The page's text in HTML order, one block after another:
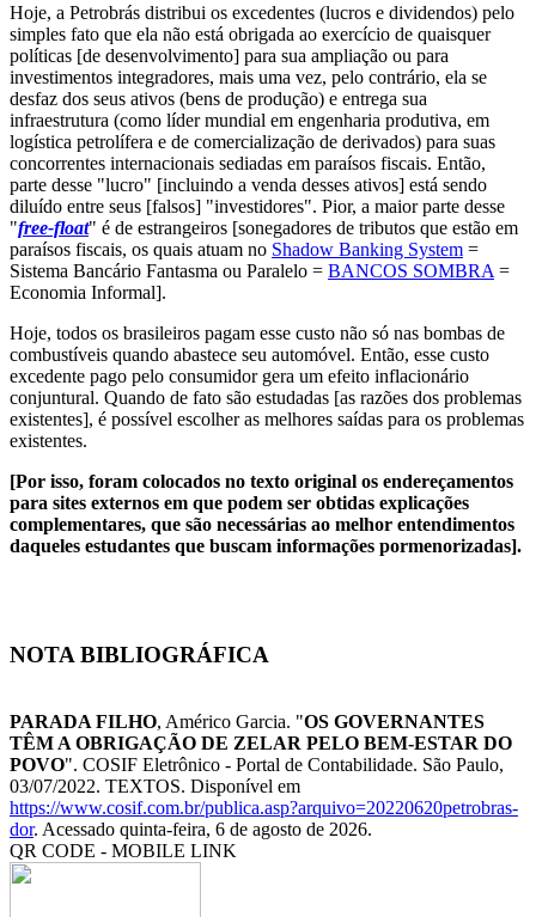
Hoje, a Petrobrás distribui os excedentes (lucros e dividendos) pelo
simples fato que ela não está obrigada ao exercício de quaisquer
políticas [de desenvolvimento] para sua ampliação ou para
investimentos integradores, mais uma vez, pelo contrário, ela se
desfaz dos seus ativos (bens de produção) e entrega sua
infraestrutura (como líder mundial em engenharia produtiva, em
logística petrolífera e de comercialização de derivados) para suas
concorrentes internacionais sediadas em paraísos fiscais. Então,
parte desse "lucro" [incluindo a venda desses ativos] está sendo
diluído entre seus [falsos] "investidores". Pior, a maior parte desse
"free-float" é de estrangeiros [sonegadores de tributos que estão em
paraísos fiscais, os quais atuam no Shadow Banking System =
Sistema Bancário Fantasma ou Paralelo = BANCOS SOMBRA =
Economia Informal].
Hoje, todos os brasileiros pagam esse custo não só nas bombas de
combustíveis quando abastece seu automóvel. Então, esse custo
excedente pago pelo consumidor gera um efeito inflacionário
conjuntural. Quando de fato são estudadas [as razões dos problemas
existentes], é possível escolher as melhores saídas para os problemas
existentes.
[Por isso, foram colocados no texto original os endereçamentos
para sites externos em que podem ser obtidas explicações
complementares, que são necessárias ao melhor entendimentos
daqueles estudantes que buscam informações pormenorizadas].
NOTA BIBLIOGRÁFICA
PARADA FILHO, Américo Garcia. "OS GOVERNANTES
TÊM A OBRIGAÇÃO DE ZELAR PELO BEM-ESTAR DO
POVO". COSIF Eletrônico - Portal de Contabilidade. São Paulo,
03/07/2022. TEXTOS. Disponível em
https://www.cosif.com.br/publica.asp?arquivo=20220620petrobras-
dor. Acessado quinta-feira, 6 de agosto de 2026.
QR CODE - MOBILE LINK